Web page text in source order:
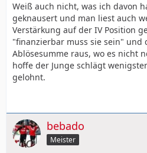
Weiß auch nicht, was ich davon
geknausert und man liest auch
Verstärkung auf der IV Position
"finanzierbar muss sie sein" und
Ablösesumme raus, wo es nicht
hoffe der Junge schlägt
gelohnt.
bebado
Meister